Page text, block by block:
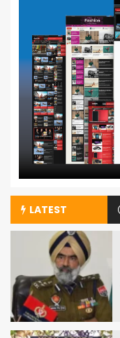
LATEST